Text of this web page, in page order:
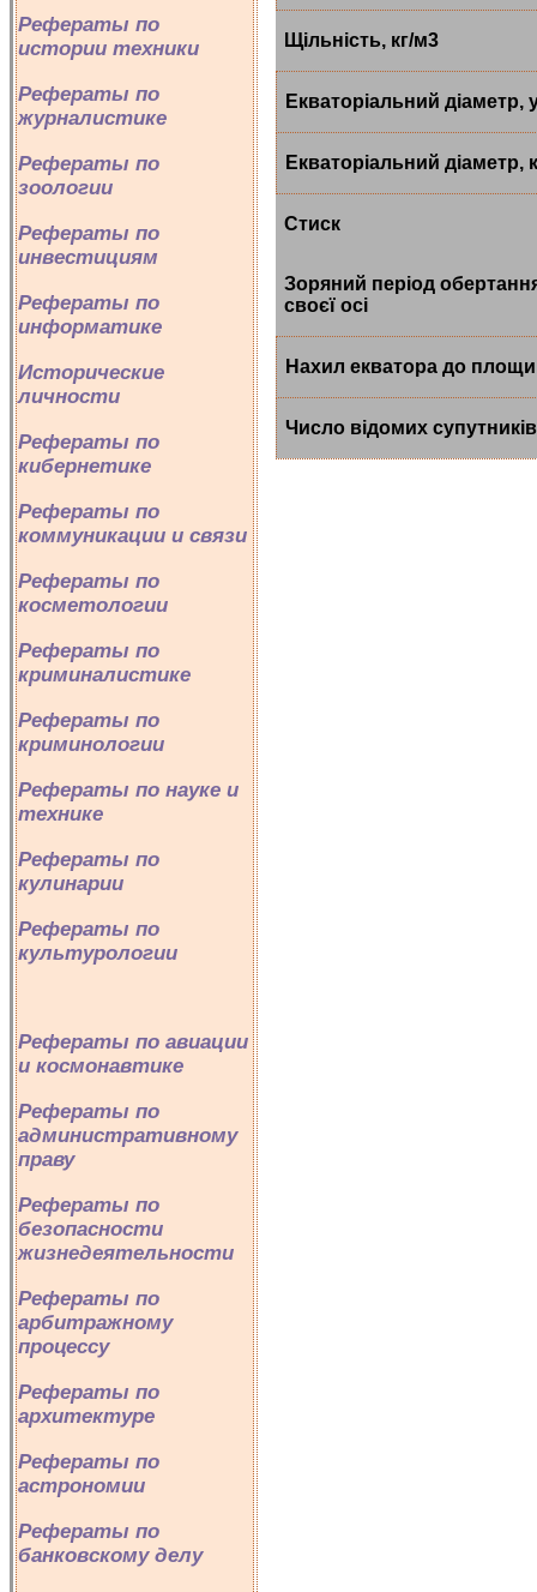
Рефераты по
истории техники
Рефераты по
журналистике
Рефераты по
зоологии
Рефераты по
инвестициям
Рефераты по
информатике
Исторические
личности
Рефераты по
кибернетике
Рефераты по
коммуникации и связи
Рефераты по
косметологии
Рефераты по
криминалистике
Рефераты по
криминологии
Рефераты по науке и
технике
Рефераты по
кулинарии
Рефераты по
культурологии
Рефераты по авиации
и космонавтике
Рефераты по
административному
праву
Рефераты по
безопасности
жизнедеятельности
Рефераты по
арбитражному
процессу
Рефераты по
архитектуре
Рефераты по
астрономии
Рефераты по
банковскому делу
Щільність, кг/м3
Екваторіальний діаметр,
Екваторіальний діаметр,
Стиск
Зоряний період
своєї осі
Нахил екватора до
Число відомих